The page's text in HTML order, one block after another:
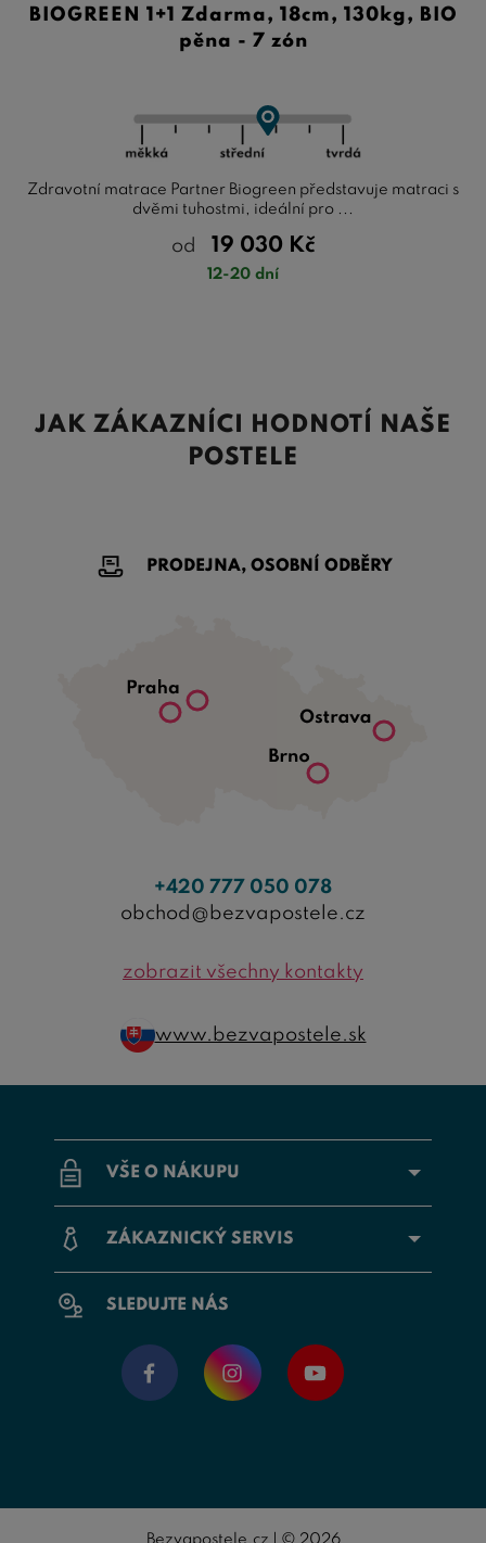
BIOGREEN 1+1 Zdarma, 18cm, 130kg, BIO
pěna - 7 zón
Zdravotní matrace Partner Biogreen představuje matraci s
dvěmi tuhostmi, ideální pro ...
od 19 030 Kč
12-20 dní
JAK ZÁKAZNÍCI HODNOTÍ NAŠE
POSTELE
VŠE O NÁKUPU
ZÁKAZNICKÝ SERVIS
SLEDUJTE NÁS
PRODEJNA, OSOBNÍ ODBĚRY
+420 777 050 078
obchod@bezvapostele.cz
zobrazit všechny kontakty
www.bezvapostele.sk
Bezvapostele.cz | © 2026